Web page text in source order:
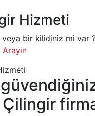
Hizmeti
veya bir kilidiniz mi var
Arayın
Çilingir